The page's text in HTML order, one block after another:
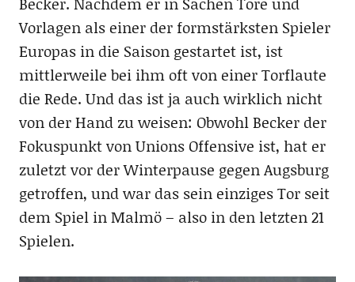
Vorlagen als einer der formstärksten Spieler
Europas in die Saison gestartet ist, ist
mittlerweile bei ihm oft von einer Torflaute
die Rede. Und das ist ja auch wirklich nicht
von der Hand zu weisen: Obwohl Becker der
Fokuspunkt von Unions Offensive ist, hat er
zuletzt vor der Winterpause gegen Augsburg
getroffen, und war das sein einziges Tor seit
dem Spiel in Malmö – also in den letzten 21
Spielen.